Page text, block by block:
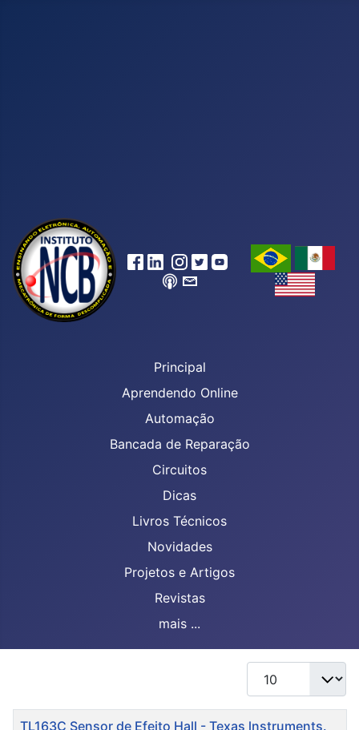
Principal
Aprendendo Online
Automação
Bancada de Reparação
Circuitos
Dicas
Livros Técnicos
Novidades
Projetos e Artigos
Revistas
mais ...
Mostrar #
Título
TL163C Sensor de Efeito Hall - Texas lnstruments.